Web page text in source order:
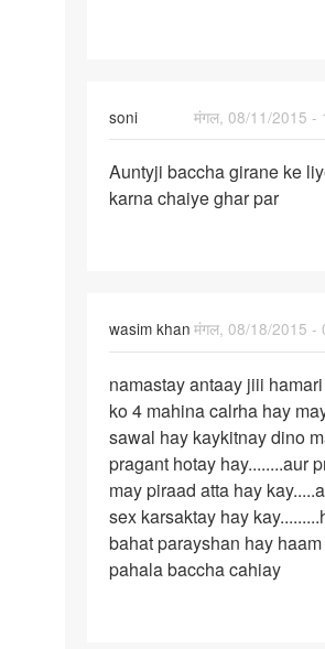
soni
मंगल, 08/11/2015 -
Auntyji
baccha
Auntyji baccha girane ke
karna chaiye ghar par
wasim khan मंगल, 08/18/2015 -
namastay
antaay
jiii
namastay antaay jiii
ko 4 mahina calrha hay
sawal hay kaykitnay dino
pragant hotay hay........aur
may piraad atta hay
sex karsaktay hay
bahat parayshan hay
pahala baccha cahiay